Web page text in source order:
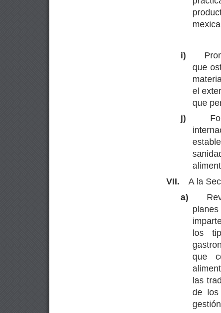
i)
que
el
que
j)
VII.
A la
a)
los
que
las
de los